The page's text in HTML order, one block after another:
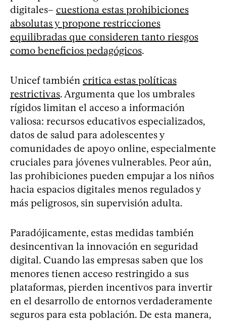
digitales– cuestiona estas prohibiciones
absolutas y propone restricciones
equilibradas que consideren tanto riesgos
como beneficios pedagógicos.
Unicef también critica estas políticas
restrictivas. Argumenta que los umbrales
rígidos limitan el acceso a información
valiosa: recursos educativos especializados,
datos de salud para adolescentes y
comunidades de apoyo online, especialmente
cruciales para jóvenes vulnerables. Peor aún,
las prohibiciones pueden empujar a los niños
hacia espacios digitales menos regulados y
más peligrosos, sin supervisión adulta.
Paradójicamente, estas medidas también
desincentivan la innovación en seguridad
digital. Cuando las empresas saben que los
menores tienen acceso restringido a sus
plataformas, pierden incentivos para invertir
en el desarrollo de entornos verdaderamente
seguros para esta población. De esta manera,